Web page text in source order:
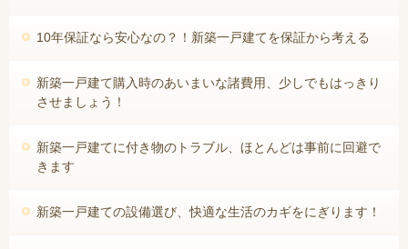
10年保証なら安心なの？！新築一戸建てを保証から考える
新築一戸建て購入時のあいまいな諸費用、少しでもはっきり
させましょう！
新築一戸建てに付き物のトラブル、ほとんどは事前に回避で
きます
新築一戸建ての設備選び、快適な生活のカギをにぎります！